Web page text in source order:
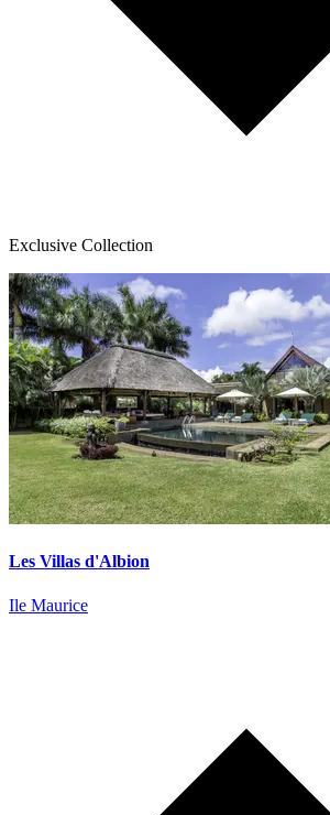
Exclusive Collection
Les Villas d'Albion
Ile Maurice